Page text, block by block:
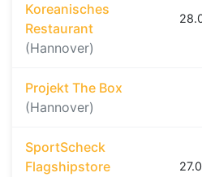
Koreanisches
Restaurant
(Hannover)
Projekt The Box
(Hannover)
SportScheck
Flagshipstore